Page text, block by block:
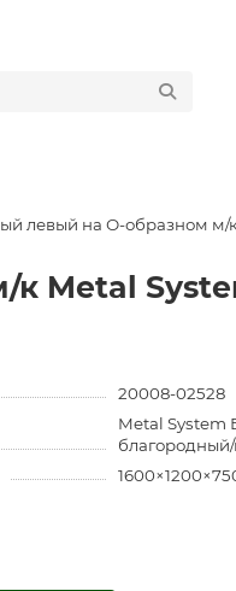
левый на О-образном
Metal
20008-02528
Metal